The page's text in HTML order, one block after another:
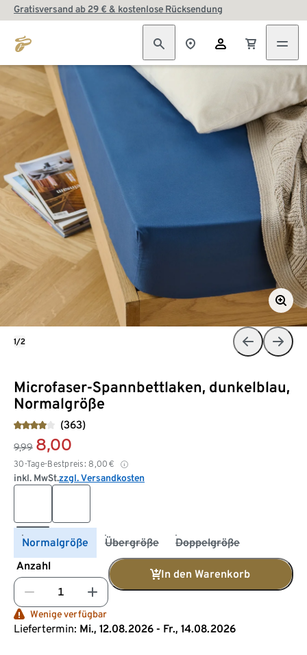
Gratisversand ab 29 € & kostenlose Rücksendung
Microfaser-Spannbettlaken, dunkelblau,
Normalgröße
(363)
9,99 8,00
30-Tage-Bestpreis: 8,00 €
inkl. MwSt.zzgl. Versandkosten
Normalgröße Übergröße
Doppelgröße
Anzahl
In den Warenkorb
Wenige verfügbar
Liefertermin: Mi., 12.08.2026 - Fr., 14.08.2026
1/2